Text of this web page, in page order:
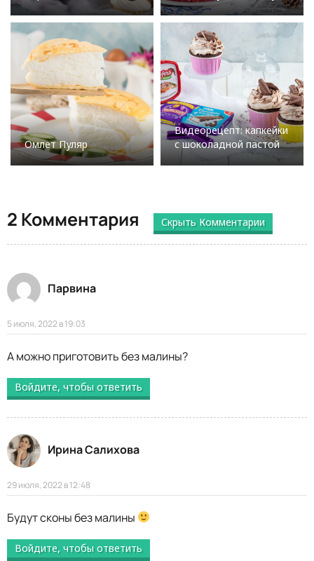
Омлет Пуляр
Видеорецепт: капкейки
с шоколадной пастой
2 Комментария Скрыть Комментарии
Парвина
5 июля, 2022 в 19:03
А можно приготовить без малины?
Войдите, чтобы ответить
Ирина Салихова
29 июля, 2022 в 12:48
Будут сконы без малины
Войдите, чтобы ответить